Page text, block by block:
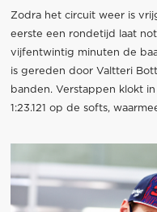
Zodra het circuit weer is
eerste een rondetijd laat
vijfentwintig minuten de
is gereden door Valtteri
banden. Verstappen klokt
1:23.121 op de softs,